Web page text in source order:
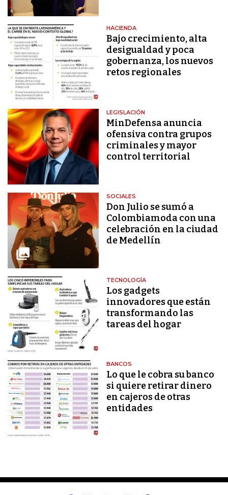
HACIENDA
Bajo crecimiento, alta
desigualdad y poca
gobernanza, los nuevos
retos regionales
LEGISLACIÓN
MinDefensa anuncia
ofensiva contra grupos
criminales y mayor
control territorial
SOCIALES
Don Julio se sumó a
Colombiamoda con una
celebración en la ciudad
de Medellín
TECNOLOGÍA
Los gadgets
innovadores que están
transformando las
tareas del hogar
BANCOS
Lo que le cobra su banco
si quiere retirar dinero
en cajeros de otras
entidades